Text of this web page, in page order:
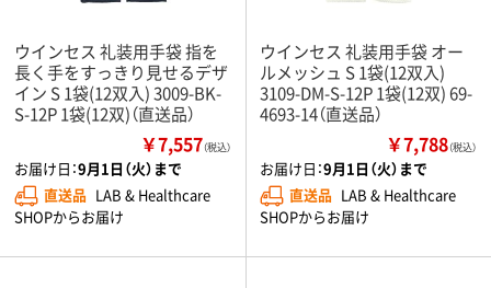
ウインセス 礼装用手袋 指を
長く手をすっきり見せるデザ
イン S 1袋(12双入) 3009-BK-
S-12P 1袋(12双)（直送品）
￥7,557（税込）
お届け日：9月1日（火）まで
直送品 LAB & Healthcare
SHOPからお届け
ウインセス 礼装用手袋 オー
ルメッシュ S 1袋(12双入)
3109-DM-S-12P 1袋(12双) 69-
4693-14（直送品）
￥7,788（税込）
お届け日：9月1日（火）まで
直送品 LAB & Healthcare
SHOPからお届け